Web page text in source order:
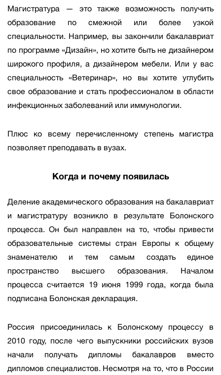
Магистратура — это также возможность получить
образование по смежной или более узкой
специальности. Например, вы закончили бакалавриат
по программе «Дизайн», но хотите быть не дизайнером
широкого профиля, а дизайнером мебели. Или у вас
специальность «Ветеринар», но вы хотите углубить
свое образование и стать профессионалом в области
инфекционных заболеваний или иммунологии.
Плюс ко всему перечисленному степень магистра
позволяет преподавать в вузах.
Когда и почему появилась
Деление академического образования на бакалавриат
и магистратуру возникло в результате Болонского
процесса. Он был направлен на то, чтобы привести
образовательные системы стран Европы к общему
знаменателю и тем самым создать единое
пространство высшего образования. Началом
процесса считается 19 июня 1999 года, когда была
подписана Болонская декларация.
Россия присоединилась к Болонскому процессу в
2010 году, после чего выпускники российских вузов
начали получать дипломы бакалавров вместо
дипломов специалистов. Несмотря на то, что в России